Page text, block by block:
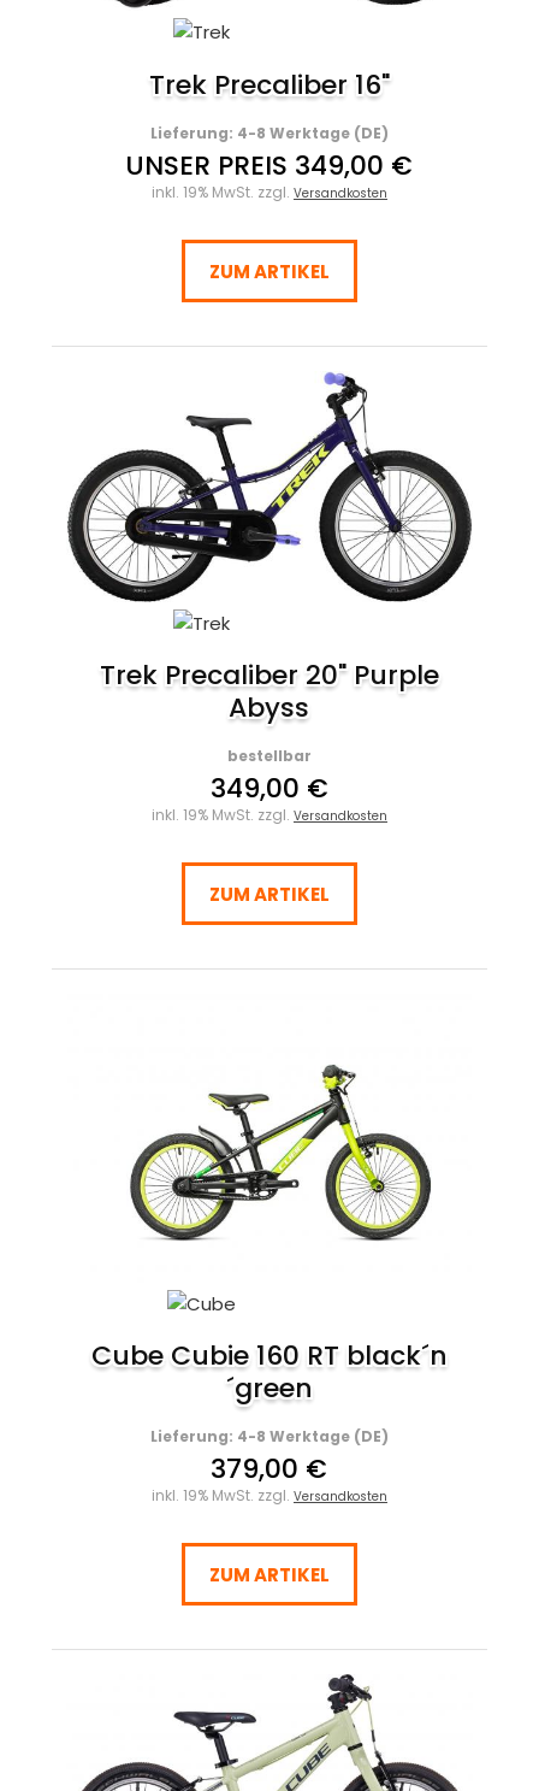
Trek Precaliber 16"
Lieferung: 4-8 Werktage (DE)
UNSER PREIS 349,00 €
inkl. 19% MwSt. zzgl. Versandkosten
ZUM ARTIKEL
Trek Precaliber 20" Purple
Abyss
bestellbar
349,00 €
inkl. 19% MwSt. zzgl. Versandkosten
ZUM ARTIKEL
Cube Cubie 160 RT black´n
´green
Lieferung: 4-8 Werktage (DE)
379,00 €
inkl. 19% MwSt. zzgl. Versandkosten
ZUM ARTIKEL